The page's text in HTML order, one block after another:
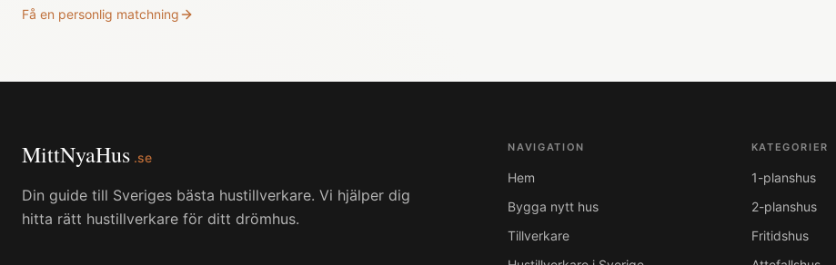
Få en personlig matchning
MittNyaHus .se
Din guide till Sveriges bästa hustillverkare. Vi hjälper dig
hitta rätt hustillverkare för ditt drömhus.
NAVIGATION
Hem
Bygga nytt hus
Tillverkare
KATEGORIER
1-planshus
2-planshus
Fritidshus